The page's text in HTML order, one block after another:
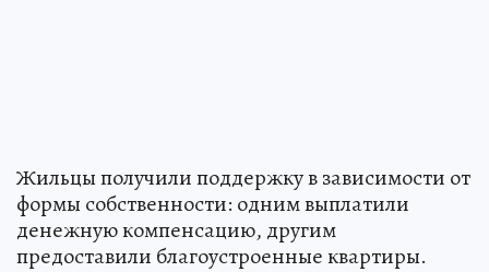
Жильцы получили поддержку в зависимости от
формы собственности: одним выплатили
денежную компенсацию, другим
предоставили благоустроенные квартиры.